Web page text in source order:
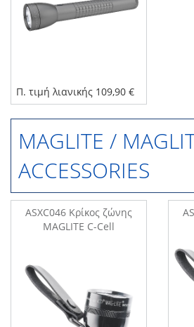
Π. τιμή λιανικής 109,90 €
MAGLITE /
ACCESSORIES
ASXC046 Κρίκος ζώνης
MAGLITE C-Cell